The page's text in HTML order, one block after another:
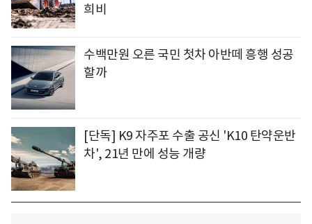
희비
수백만원 오른 국민 첫차 아반떼 흥행 성공
할까
[단독] K9 자주포 수출 공신 'K10 탄약운반
차', 21년 만에 성능 개량